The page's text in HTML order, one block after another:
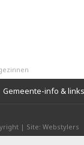
Gemeente-info & links
| Site: Webstylers